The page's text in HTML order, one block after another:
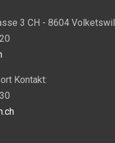
3 CH - 8604 Volketswil
Kontakt: